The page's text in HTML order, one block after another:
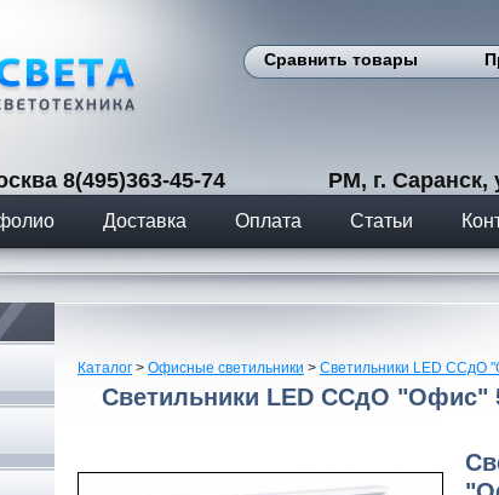
Сравнить товары
8(495)363-45-74 РМ, г. Саранск,
Доставка Оплата Статьи
Каталог > Офисные светильники > Светильники LED ССдО
Светильники LED ССдО "Офис"